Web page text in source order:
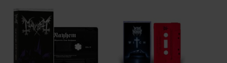
Massacre
Woman Of Dark Desires
Call From The Grave